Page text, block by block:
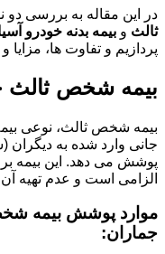
در این مقاله به بررسی دو
ثالث و بیمه بدنه خودرو
پردازیم و تفاوت ها،
بیمه شخص
بیمه شخص ثالث، نوعی
جانی وارد شده به دیگران
پوشش می دهد. این بیمه
الزامی است و عدم تهیه
موارد پوشش بیمه
جماران: